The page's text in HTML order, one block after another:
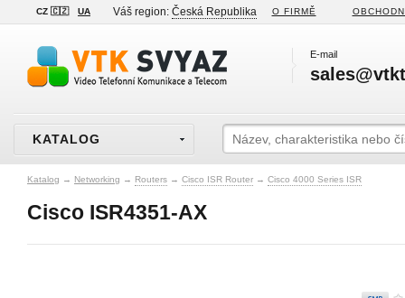
CZ 🇨🇿 UA Váš region: Česká Republika O FIRMĚ
E-mail
KATALOG
Katalog → Networking → Routers → Cisco ISR Router → Cisco 4000 Series ISR
Cisco ISR4351-AX